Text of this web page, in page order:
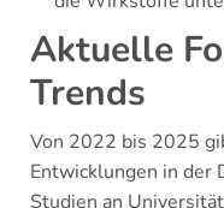
Aktuelle
Trends
Von 2022 bis 2025
Entwicklungen in der
Studien an